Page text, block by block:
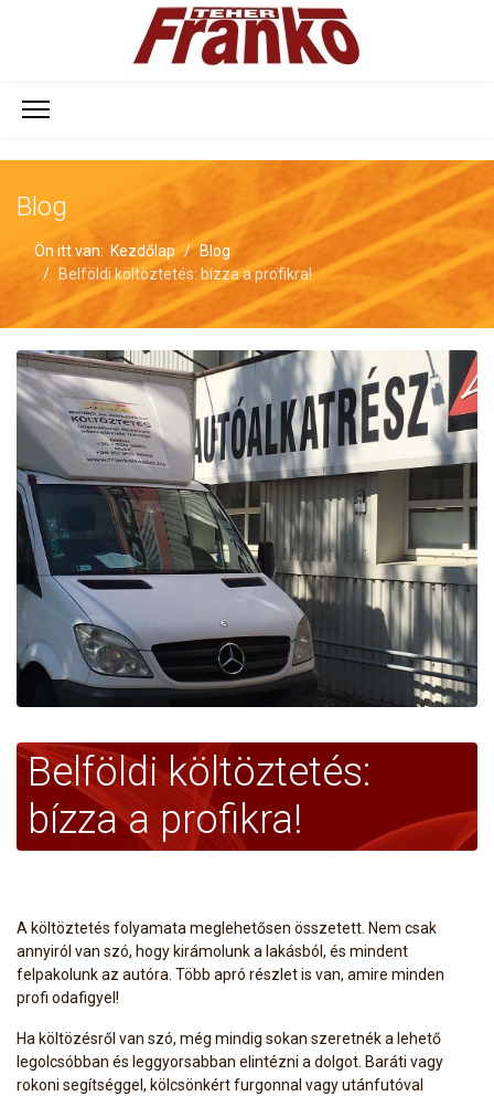
Blog
Ön itt van: Kezdőlap
Blog
Belföldi költöztetés: bízza a profikra!
Belföldi költöztetés:
bízza a profikra!
A költöztetés folyamata meglehetősen összetett. Nem csak
annyiról van szó, hogy kirámolunk a lakásból, és mindent
felpakolunk az autóra. Több apró részlet is van, amire minden
profi odafigyel!
Ha költözésről van szó, még mindig sokan szeretnék a lehető
legolcsóbban és leggyorsabban elintézni a dolgot. Baráti vagy
rokoni segítséggel, kölcsönkért furgonnal vagy utánfutóval